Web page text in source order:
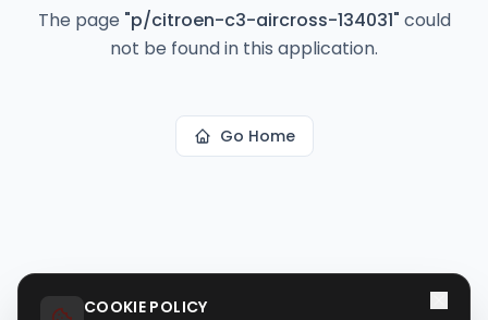
The page "p/citroen-c3-aircross-134031" could
not be found in this application.
Go Home
COOKIE POLICY